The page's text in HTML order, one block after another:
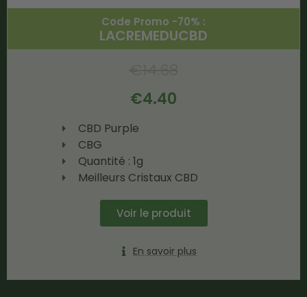
Code Promo -70% :
LACREMEDUCBD
€4.40
CBD Purple
CBG
Quantité : 1g
Meilleurs Cristaux CBD
Voir le produit
En savoir plus